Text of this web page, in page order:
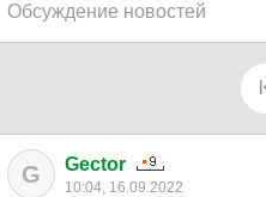
Обсуждение новостей
G Gector
10:04, 16.09.2022